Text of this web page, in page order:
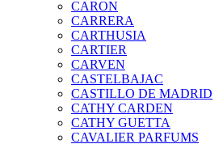
CARON
CARRERA
CARTHUSIA
CARTIER
CARVEN
CASTELBAJAC
CASTILLO DE MADRID
CATHY CARDEN
CATHY GUETTA
CAVALIER PARFUMS